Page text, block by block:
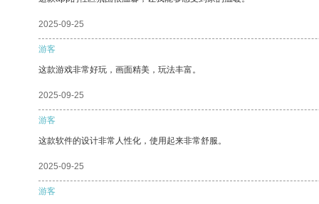
2025-09-25
游客
这款游戏非常好玩，画面精美，玩法丰富。
2025-09-25
游客
这款软件的设计非常人性化，使用起来非常舒服。
2025-09-25
游客